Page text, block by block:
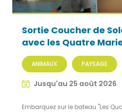
Sortie Coucher de
avec les Quatre
ANIMAUX PAYSAGE
Jusqu'au 25 août 2026
Embarquez sur le bateau "Les